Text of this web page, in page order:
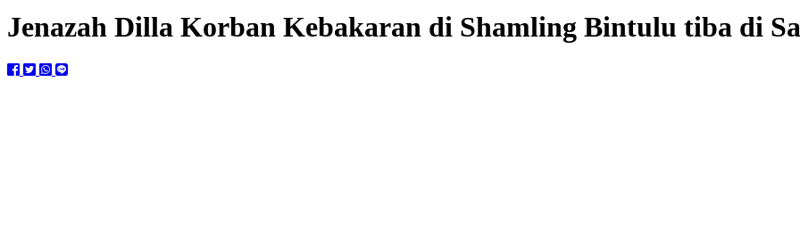
Jenazah Dilla Korban Kebakaran di Shamling Bintulu tiba di